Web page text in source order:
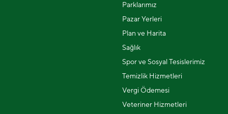
Parklarımız
Pazar Yerleri
Plan ve Harita
Sağlık
Spor ve Sosyal Tesislerimiz
Temizlik Hizmetleri
Vergi Ödemesi
Veteriner Hizmetleri